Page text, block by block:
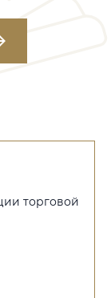
торговой